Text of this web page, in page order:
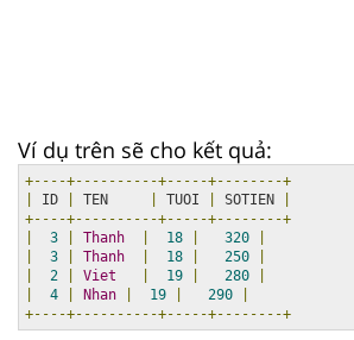
Ví dụ trên sẽ cho kết quả:
+----+----------+-----+--------+
ID TEN TUOI SOTIEN
+----+----------+-----+--------+
3 Thanh 18 320
3 Thanh 18 250
2 Viet 19 280
4 Nhan 19 290
+----+----------+-----+--------+